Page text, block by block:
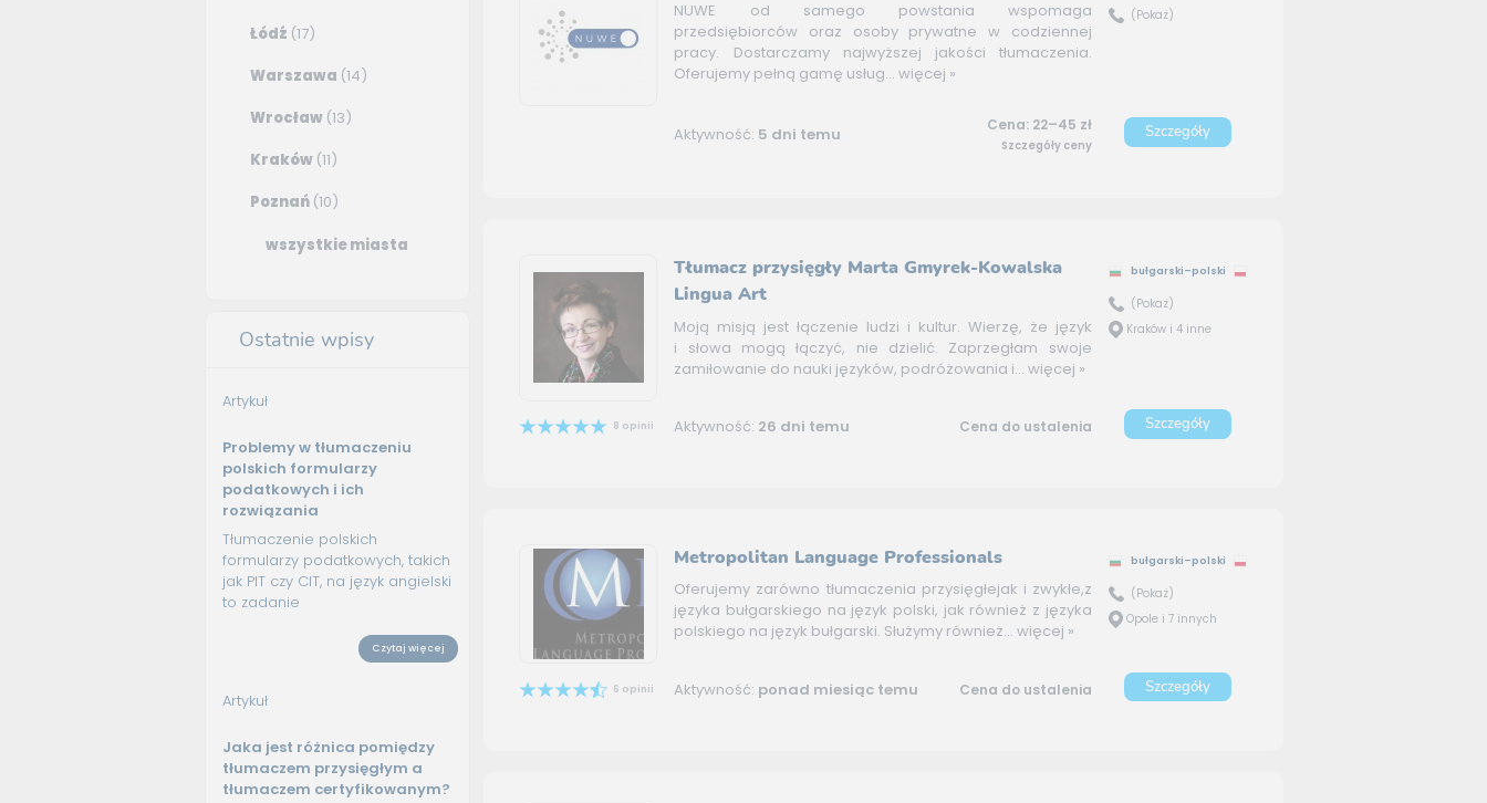
Łódź (17)
Warszawa (14)
Wrocław (13)
Kraków (11)
Poznań (10)
wszystkie miasta
Ostatnie wpisy
Artykuł
Problemy w tłumaczeniu
polskich formularzy
podatkowych i ich
rozwiązania
Tłumaczenie polskich
formularzy podatkowych, takich
jak PIT czy CIT, na język angielski
to zadanie
Czytaj więcej
Artykuł
Jaka jest różnica pomiędzy
tłumaczem przysięgłym a
tłumaczem certyfikowanym?
NUWE od samego powstania wspomaga
przedsiębiorców oraz osoby prywatne w codziennej
pracy. Dostarczamy najwyższej jakości tłumaczenia.
Oferujemy pełną gamę usług... więcej »
(Pokaż)
Aktywność: 5 dni temu Cena: 22–45 zł
Szczegóły ceny
Szczegóły
Tłumacz przysięgły Marta Gmyrek-Kowalska
Lingua Art
Moją misją jest łączenie ludzi i kultur. Wierzę, że język
i słowa mogą łączyć, nie dzielić. Zaprzegłam swoje
zamiłowanie do nauki języków, podróżowania i... więcej »
bułgarski–polski
(Pokaż)
Kraków i 4 inne
8 opinii Aktywność: 26 dni temu Cena do ustalenia Szczegóły
Metropolitan Language Professionals
Oferujemy zarówno tłumaczenia przysięgłejak i zwykłe,z
języka bułgarskiego na język polski, jak również z języka
polskiego na język bułgarski. Służymy również... więcej »
bułgarski–polski
(Pokaż)
Opole i 7 innych
6 opinii Aktywność: ponad miesiąc temu Cena do ustalenia Szczegóły